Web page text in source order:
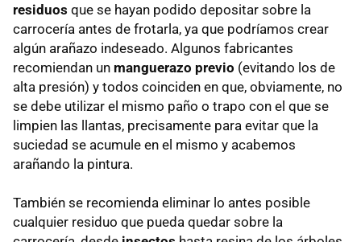
residuos que se hayan podido depositar sobre la
carrocería antes de frotarla, ya que podríamos crear
algún arañazo indeseado. Algunos fabricantes
recomiendan un manguerazo previo (evitando los de
alta presión) y todos coinciden en que, obviamente, no
se debe utilizar el mismo paño o trapo con el que se
limpien las llantas, precisamente para evitar que la
suciedad se acumule en el mismo y acabemos
arañando la pintura.
También se recomienda eliminar lo antes posible
cualquier residuo que pueda quedar sobre la